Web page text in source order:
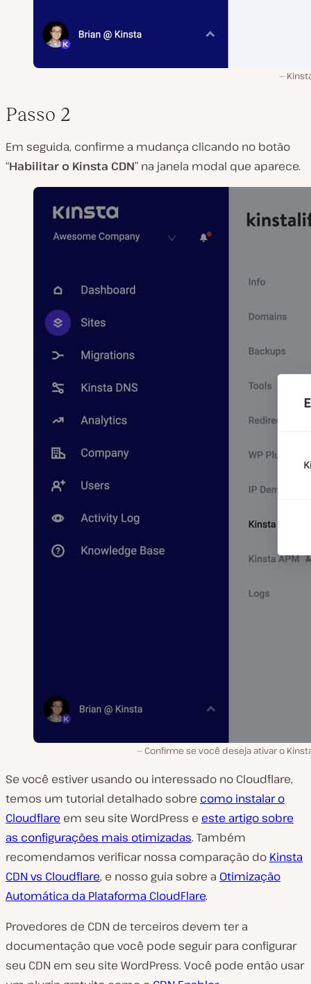
Passo 2
Em seguida, confirme a mudança clicando no botão
“Habilitar o Kinsta CDN” na janela modal que aparece.
Confirme se você deseja ativar o
Se você estiver usando ou interessado no Cloudflare,
temos um tutorial detalhado sobre como instalar o
Cloudflare em seu site WordPress e este artigo sobre
as configurações mais otimizadas. Também
recomendamos verificar nossa comparação do Kinsta
CDN vs Cloudflare, e nosso guia sobre a Otimização
Automática da Plataforma CloudFlare.
Provedores de CDN de terceiros devem ter a
documentação que você pode seguir para configurar
seu CDN em seu site WordPress. Você pode então usar